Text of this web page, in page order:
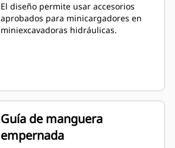
El diseño permite usar accesorios
aprobados para minicargadores en
miniexcavadoras hidráulicas.
Guía de manguera
empernada